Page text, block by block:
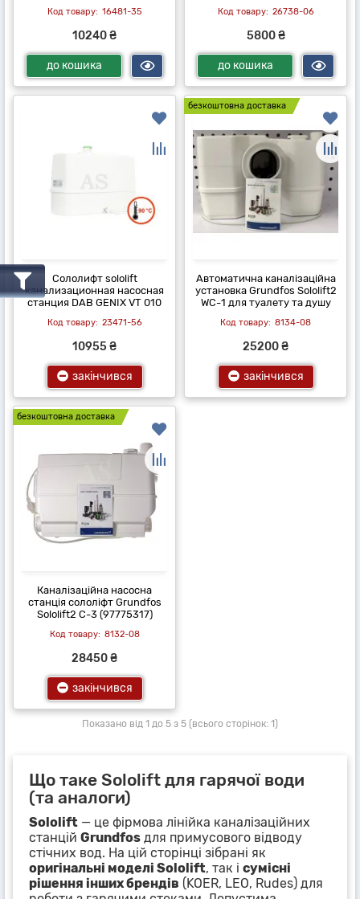
16481-35
10240 ₴
до кошика
26738-06
5800 ₴
до кошика
Сололифт sololift
канализационная насосная
станция DAB GENIX VT 010
23471-56
10955 ₴
закінчився
безкоштовна доставка
Автоматична каналізаційна
установка Grundfos Sololift2
WC-1 для туалету та душу
8134-08
25200 ₴
закінчився
безкоштовна доставка
Каналізаційна насосна
станція сололіфт Grundfos
Sololift2 C-3 (97775317)
8132-08
28450 ₴
закінчився
Показано від 1 до 5 з 5 (всього сторінок: 1)
Що таке Sololift для гарячої води
(та аналоги)
Sololift — це фірмова лінійка каналізаційних
станцій Grundfos для примусового відводу
стічних вод. На цій сторінці зібрані як
оригінальні моделі Sololift, так і сумісні
рішення інших брендів (KOER, LEO, Rudes) для